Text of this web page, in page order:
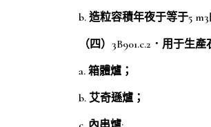
b. 造粒容積年夜于等于5
（四）3B901.c.2．用于生
a. 箱體爐；
b. 艾奇遜爐；